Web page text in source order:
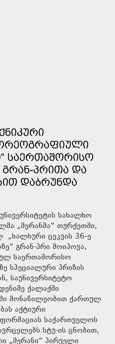
ᲡᲐᲔᲠᲗᲐᲨᲝᲠᲘᲡᲝ
ᲞᲠᲘᲗᲐ ᲓᲐ
ᲓᲐᲑᲠᲣᲜᲓᲐ
სახალხო
„მერანმა“ თურქეთში,
„ხალხური ცეკვის 36-ე
გრან-პრი მოიპოვა,
საერთაშორისო
პრიზის
საუნივერსიტეტო
ქალაქში
მონაწილეობით ქართულ
აქტიური
საქართველოს
ის ცნობით,
„მერანი“ პირველი